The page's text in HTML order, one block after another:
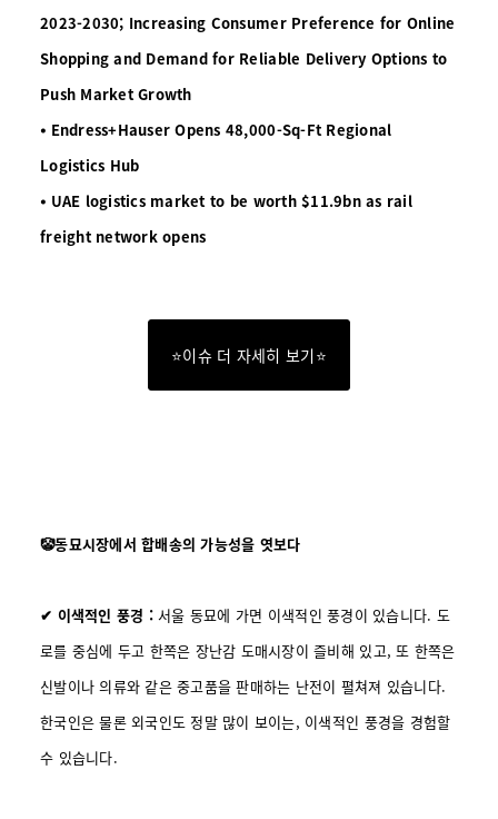
2023-2030; Increasing Consumer Preference for Online
Shopping and Demand for Reliable Delivery Options to
Push Market Growth
⦁ Endress+Hauser Opens 48,000-Sq-Ft Regional
Logistics Hub
⦁ UAE logistics market to be worth $11.9bn as rail
freight network opens
⭐이슈 더 자세히 보기⭐
🤡동묘시장에서 합배송의 가능성을 엿보다
✔ 이색적인 풍경 :서울 동묘에 가면 이색적인 풍경이 있습니다. 도
로를 중심에 두고 한쪽은 장난감 도매시장이 즐비해 있고, 또 한쪽은
신발이나 의류와 같은 중고품을 판매하는 난전이 펼쳐져 있습니다.
한국인은 물론 외국인도 정말 많이 보이는, 이색적인 풍경을 경험할
수 있습니다.